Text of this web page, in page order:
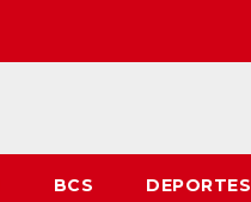
BCS DEPORTES